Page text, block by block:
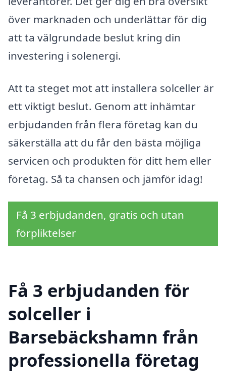
över marknaden och underlättar för dig
att ta välgrundade beslut kring din
investering i solenergi.
Att ta steget mot att installera solceller är
ett viktigt beslut. Genom att inhämtar
erbjudanden från flera företag kan du
säkerställa att du får den bästa möjliga
servicen och produkten för ditt hem eller
företag. Så ta chansen och jämför idag!
Få 3 erbjudanden, gratis och utan
förpliktelser
Få 3 erbjudanden för
solceller i
Barsebäckshamn från
professionella företag